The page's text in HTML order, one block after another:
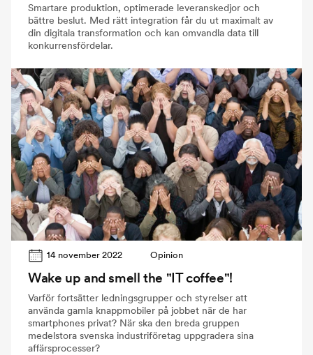
Smartare produktion, optimerade leveranskedjor och
bättre beslut. Med rätt integration får du ut maximalt av
din digitala transformation och kan omvandla data till
konkurrensfördelar.
14 november 2022 Opinion
Wake up and smell the "IT coffee"!
Varför fortsätter ledningsgrupper och styrelser att
använda gamla knappmobiler på jobbet när de har
smartphones privat? När ska den breda gruppen
medelstora svenska industriföretag uppgradera sina
affärsprocesser?